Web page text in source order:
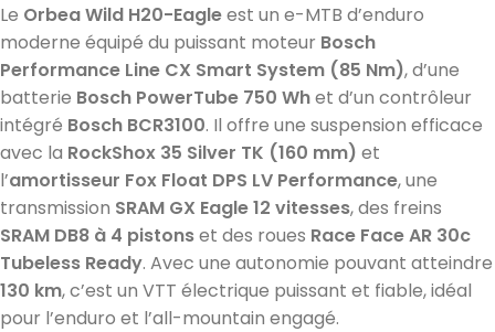
Le Orbea Wild H20-Eagleest un e-MTB d’enduro
moderne équipé du puissant moteur Bosch
Performance Line CX Smart System (85 Nm), d’une
batterie Bosch PowerTube 750 Whet d’un contrôleur
intégré Bosch BCR3100. Il offre une suspension efficace
avec la RockShox 35 Silver TK (160 mm) et
l’amortisseur Fox Float DPS LV Performance, une
transmission SRAM GX Eagle 12 vitesses, des freins
SRAM DB8 à 4 pistonset des roues Race Face AR 30c
Tubeless Ready. Avec une autonomie pouvant atteindre
130 km, c’est un VTT électrique puissant et fiable, idéal
pour l’enduro et l’all-mountain engagé.